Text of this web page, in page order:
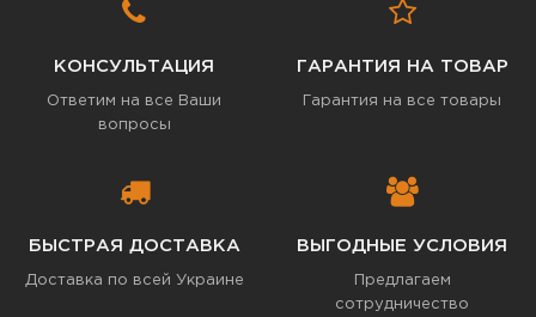
КОНСУЛЬТАЦИЯ
Ответим на все Ваши
вопросы
ГАРАНТИЯ НА ТОВАР
Гарантия на все товары
БЫСТРАЯ ДОСТАВКА
Доставка по всей Украине
ВЫГОДНЫЕ УСЛОВИЯ
Предлагаем
сотрудничество